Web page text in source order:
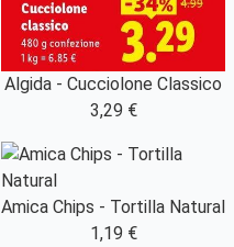
Algida - Cucciolone Classico
3,29 €
Amica Chips - Tortilla Natural
1,19 €